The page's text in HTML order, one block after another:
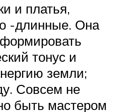
и платья,
-длинные. Она
тонус и
земли;
Совсем не
быть мастером